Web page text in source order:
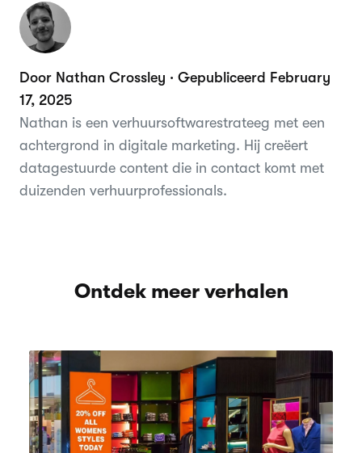
Door Nathan Crossley · Gepubliceerd February
17, 2025
Nathan is een verhuursoftwarestrateeg met een
achtergrond in digitale marketing. Hij creëert
datagestuurde content die in contact komt met
duizenden verhuurprofessionals.
Ontdek meer verhalen